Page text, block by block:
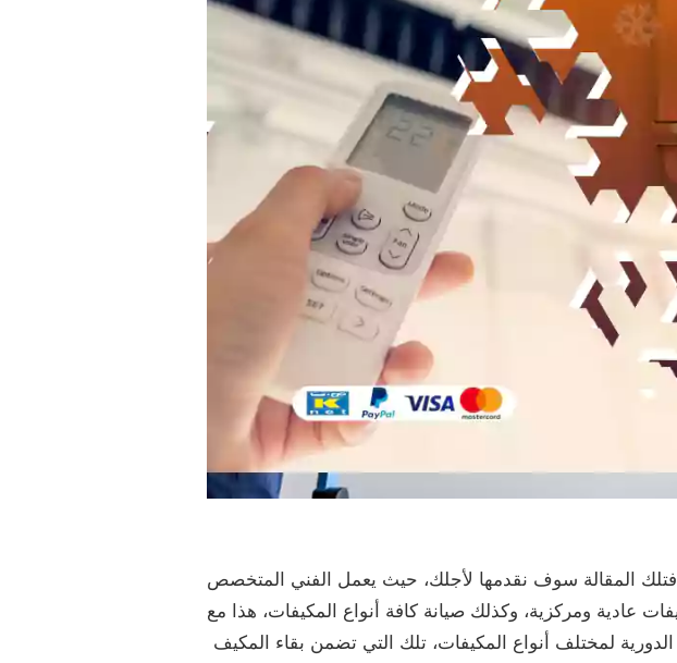
المقالة سوف نقدمها لأجلك، حيث يعمل الفني المتخصص
عادية ومركزية، وكذلك صيانة كافة أنواع المكيفات، هذا مع
لمختلف أنواع المكيفات، تلك التي تضمن بقاء المكيف